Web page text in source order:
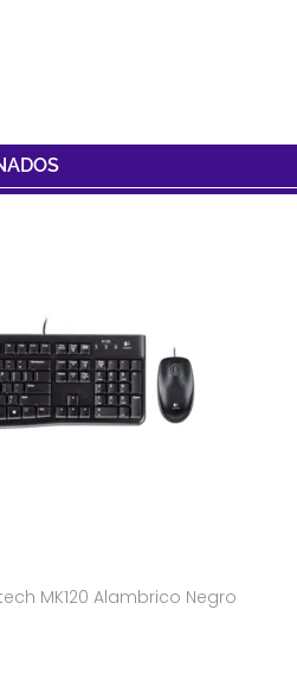
MK120 Alambrico Negro